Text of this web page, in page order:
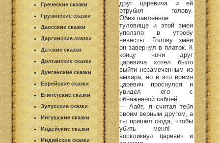
Греческие сказки
Грузинские сказки
Даосские сказки
Даргинские сказки
Датские сказки
Долганские сказки
Дунганские сказки
Еврейские сказки
Египетские сказки
Зулусские сказки
Ингушские сказки
Индейские сказки
Индийские сказки
друг царевича и ей
отрубил голову.
Обезглавленное
туловище и этой змеи
уползло в утробу
невесты. Голову змеи
он завернул в платок. К
концу ночи друг
царевича хотел было
выйти незамеченным из
амхара, но в это время
царевич проснулся и
увидел его с
обнаженной саблей.
— Аайт, я считал тебя
своим верным другом, а
ты пришел сюда, чтобы
убить меня! —
воскликнул царевич и